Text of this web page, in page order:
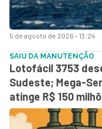
5 de agosto de 2026 - 13:24
SAIU DA MANUTENÇÃO
Lotofácil 3753
Sudeste; Mega-
atinge R$ 150